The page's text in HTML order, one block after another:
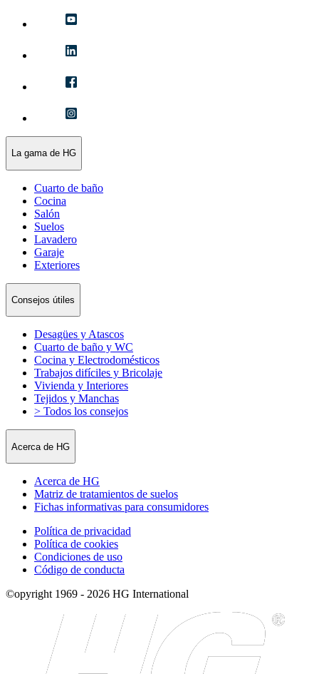
La gama de HG
Cuarto de baño
Cocina
Salón
Suelos
Lavadero
Garaje
Exteriores
Consejos útiles
Desagües y Atascos
Cuarto de baño y WC
Cocina y Electrodomésticos
Trabajos difíciles y Bricolaje
Vivienda y Interiores
Tejidos y Manchas
> Todos los consejos
Acerca de HG
Acerca de HG
Matriz de tratamientos de suelos
Fichas informativas para consumidores
Política de privacidad
Política de cookies
Condiciones de uso
Código de conducta
©opyright 1969 - 2026 HG International